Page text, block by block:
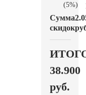
(5%)
Сумма
скидок
38.900
руб.